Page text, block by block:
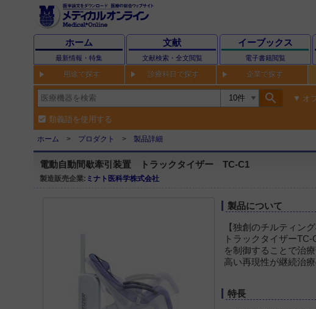
ホーム
最新情報・特集
文献
文献検索・全文閲覧
イーブックス
電子書籍閲覧
用途で探す 診療科目で探す 企業で探す
search オ
類義語を使用する
ホーム プロダクト 製品詳細
電動自動間歇牽引装置 トラックタイザー TC-C1
製造販売企業: ミナト医科学株式会社
製品について
【独創のチルティン
トラックタイザー
を制御することで治
高い再現性が継続治
特長